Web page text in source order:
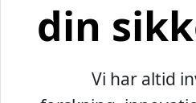
din
Vi har altid